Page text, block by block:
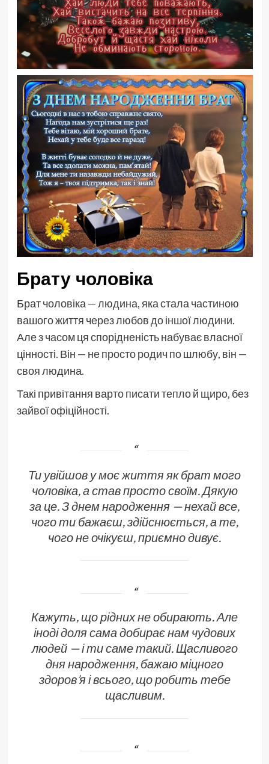
Брату чоловіка
Брат чоловіка — людина, яка стала частиною
вашого життя через любов до іншої людини.
Але з часом ця спорідненість набуває власної
цінності. Він — не просто родич по шлюбу, він —
своя людина.
Такі привітання варто писати тепло й щиро, без
зайвої офіційності.
Ти увійшов у моє життя як брат мого
чоловіка, а став просто своїм. Дякую
за це. З днем народження — нехай все,
чого ти бажаєш, здійснюється, а те,
чого не очікуєш, приємно дивує.
Кажуть, що рідних не обирають. Але
іноді доля сама добирає нам чудових
людей — і ти саме такий. Щасливого
дня народження, бажаю міцного
здоров’я і всього, що робить тебе
щасливим.